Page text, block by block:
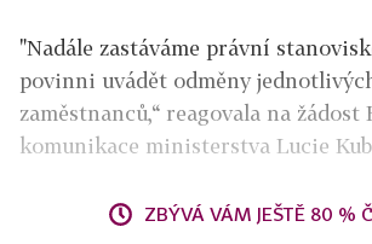
"Nadále zastáváme právní
povinni uvádět odměny
zaměstnanců,“ reagovala na žádost
komunikace ministerstva Lucie
ZBÝVÁ VÁM JEŠTĚ 80 %